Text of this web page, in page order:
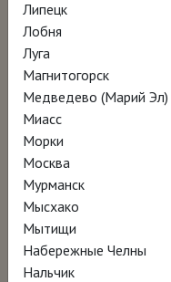
Фестиваль
Сиэтле–
Липецк
Лобня
Луга
Магнитогорск
Медведево (Марий Эл)
Миасс
Морки
Москва
Мурманск
Мысхако
Мытищи
Набережные Челны
Нальчик